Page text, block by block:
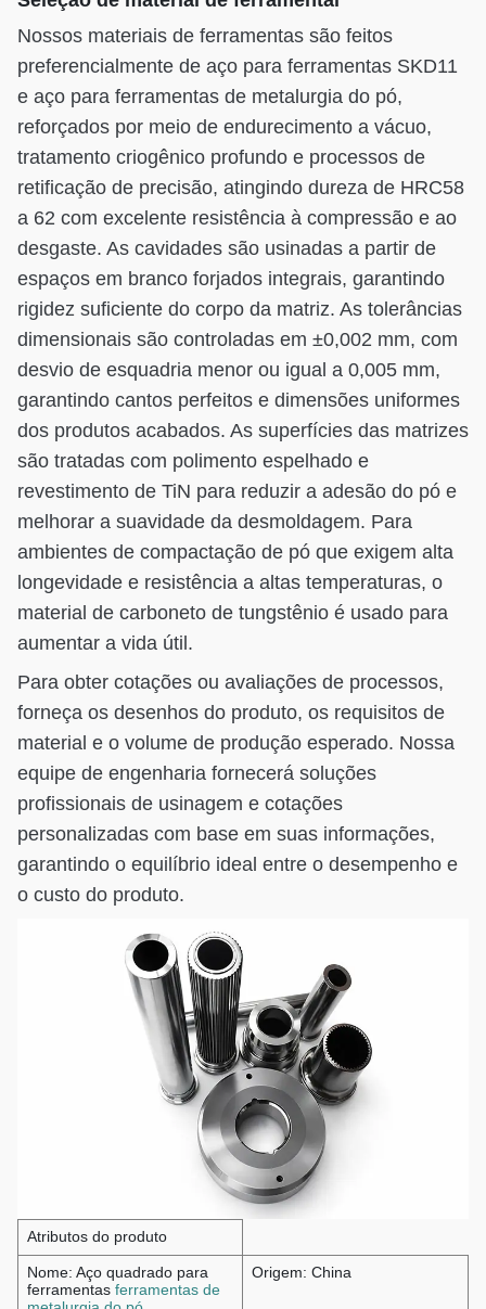
Nossos materiais de ferramentas são feitos
preferencialmente de aço para ferramentas SKD11
e aço para ferramentas de metalurgia do pó,
reforçados por meio de endurecimento a vácuo,
tratamento criogênico profundo e processos de
retificação de precisão, atingindo dureza de HRC58
a 62 com excelente resistência à compressão e ao
desgaste. As cavidades são usinadas a partir de
espaços em branco forjados integrais, garantindo
rigidez suficiente do corpo da matriz. As tolerâncias
dimensionais são controladas em ±0,002 mm, com
desvio de esquadria menor ou igual a 0,005 mm,
garantindo cantos perfeitos e dimensões uniformes
dos produtos acabados. As superfícies das matrizes
são tratadas com polimento espelhado e
revestimento de TiN para reduzir a adesão do pó e
melhorar a suavidade da desmoldagem. Para
ambientes de compactação de pó que exigem alta
longevidade e resistência a altas temperaturas, o
material de carboneto de tungstênio é usado para
aumentar a vida útil.
Para obter cotações ou avaliações de processos,
forneça os desenhos do produto, os requisitos de
material e o volume de produção esperado. Nossa
equipe de engenharia fornecerá soluções
profissionais de usinagem e cotações
personalizadas com base em suas informações,
garantindo o equilíbrio ideal entre o desempenho e
o custo do produto.
Atributos do produto
Nome: Aço quadrado para
ferramentas ferramentas de
Origem: China